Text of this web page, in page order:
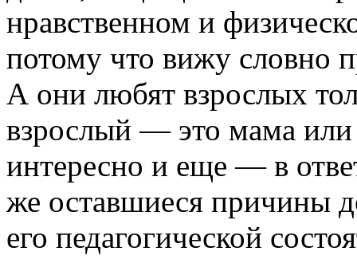
нравственном и
потому что вижу словно
А они любят взрослых
взрослый — это мама или
интересно и еще — в
же оставшиеся причины
его педагогической